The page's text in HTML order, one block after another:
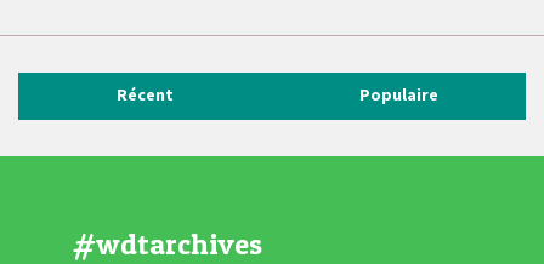
Récent Populaire
#wdtarchives